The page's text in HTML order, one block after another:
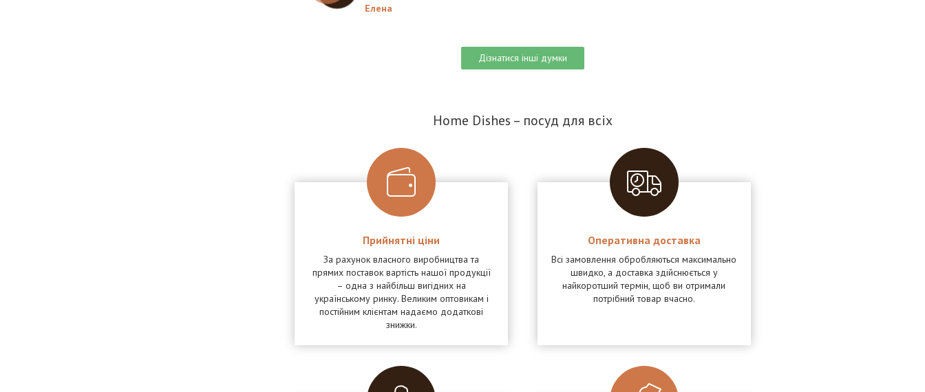
Елена
Дізнатися інші думки
Home Dishes – посуд для всіх
Прийнятні ціни
За рахунок власного виробництва та
прямих поставок вартість нашої продукції
– одна з найбільш вигідних на
українському ринку. Великим оптовикам і
постійним клієнтам надаємо додаткові
знижки.
Оперативна доставка
Всі замовлення обробляються максимально
швидко, а доставка здійснюється у
найкоротший термін, щоб ви отримали
потрібний товар вчасно.